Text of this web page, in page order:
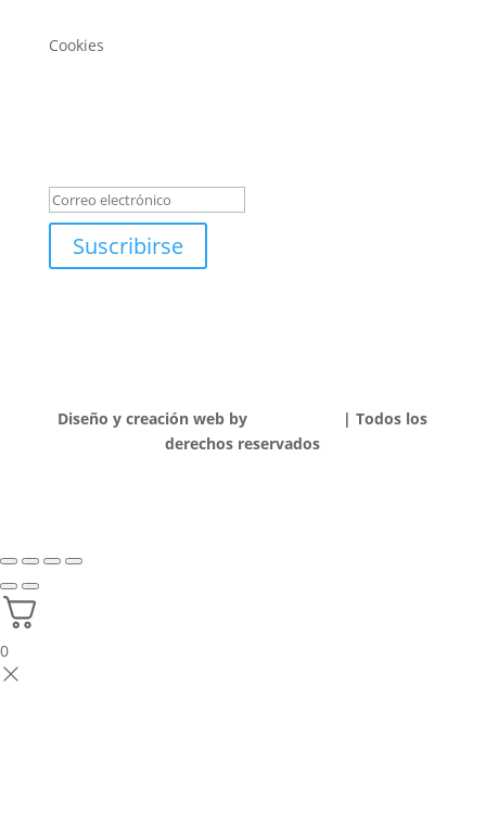
Cookies
Suscribirse
Diseño y creación web by
| Todos los
derechos reservados
0